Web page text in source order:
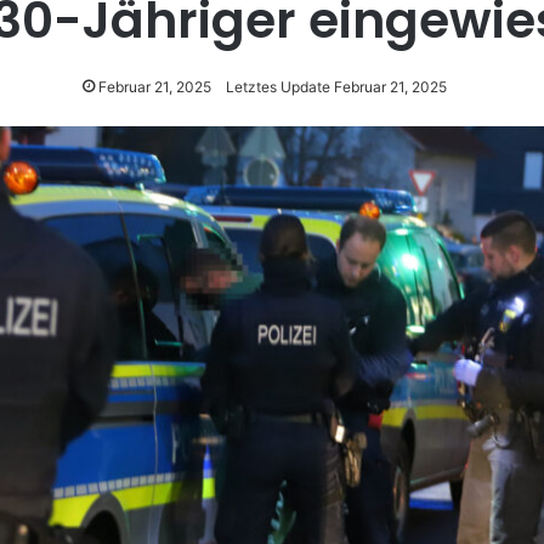
Jähriger
Februar 21, 2025 Letztes Update Februar 21, 2025